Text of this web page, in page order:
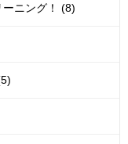
ーニング！ (8)